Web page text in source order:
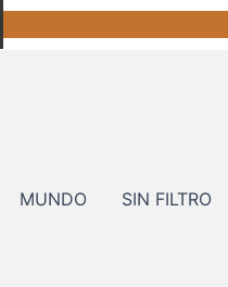
MUNDO SIN FILTRO